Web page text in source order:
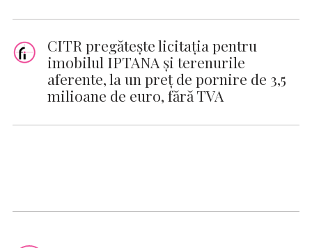
CITR pregătește licitația pentru
imobilul IPTANA și terenurile
aferente, la un preț de pornire de 3,5
milioane de euro, fără TVA